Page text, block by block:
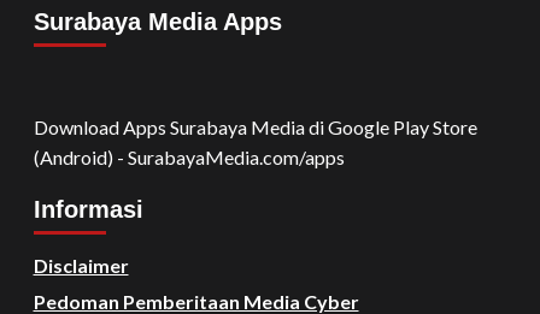
Surabaya Media Apps
Download Apps Surabaya Media di Google Play Store
(Android) - SurabayaMedia.com/apps
Informasi
Disclaimer
Pedoman Pemberitaan Media Cyber